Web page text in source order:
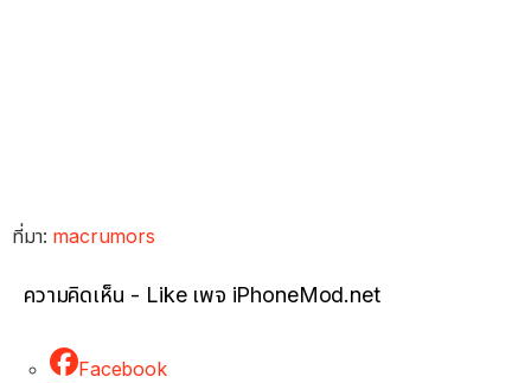
ที่มา: macrumors
ความคิดเห็น - Like เพจ iPhoneMod.net
Facebook